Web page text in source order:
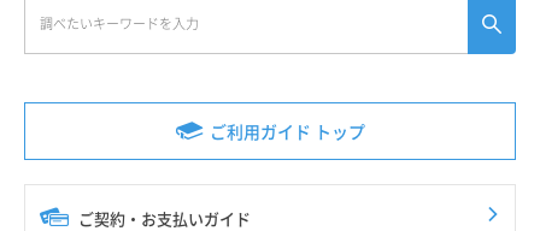
ご利用ガイド トップ
ご契約・お支払いガイド